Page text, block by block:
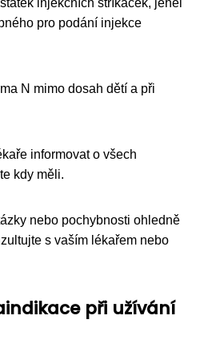
pro podání injekce
N mimo dosah dětí a při
informovat o všech
kdy měli.
nebo pochybnosti ohledně
s vaším lékařem nebo
při užívání